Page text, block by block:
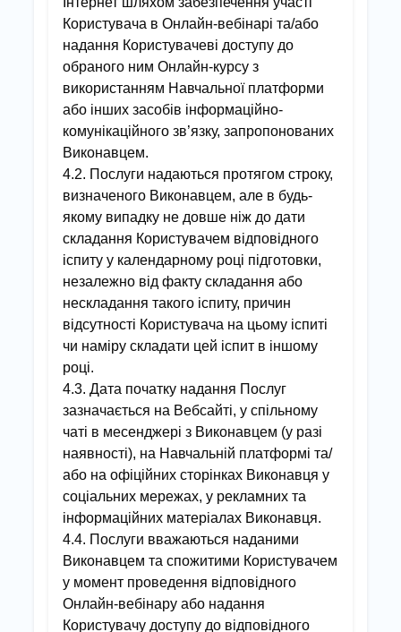
Користувача в Онлайн-вебінарі та/або
надання Користувачеві доступу до
обраного ним Онлайн-курсу з
використанням Навчальної платформи
або інших засобів інформаційно-
комунікаційного зв’язку, запропонованих
Виконавцем.
4.2. Послуги надаються протягом строку,
визначеного Виконавцем, але в будь-
якому випадку не довше ніж до дати
складання Користувачем відповідного
іспиту у календарному році підготовки,
незалежно від факту складання або
нескладання такого іспиту, причин
відсутності Користувача на цьому іспиті
чи наміру складати цей іспит в іншому
році.
4.3. Дата початку надання Послуг
зазначається на Вебсайті, у спільному
чаті в месенджері з Виконавцем (у разі
наявності), на Навчальній платформі та/
або на офіційних сторінках Виконавця у
соціальних мережах, у рекламних та
інформаційних матеріалах Виконавця.
4.4. Послуги вважаються наданими
Виконавцем та спожитими Користувачем
у момент проведення відповідного
Онлайн-вебінару або надання
Користувачу доступу до відповідного